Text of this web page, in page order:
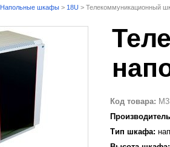
Напольные шкафы > 18U > Телекоммуникационный
Код товара:
Тип шкафа: